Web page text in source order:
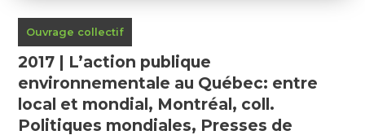
Ouvrage collectif
2017 | L’action publique
environnementale au Québec: entre
local et mondial, Montréal, coll.
Politiques mondiales, Presses de